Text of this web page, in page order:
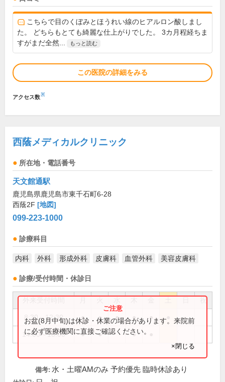
こちらで目のくぼみとほうれい線のヒアルロン酸しまし
た。 どちらもとても綺麗な仕上がりでした。 3カ月程経ちま
すがまだ全然...
もっと読む
この医院の詳細をみる
アクセス数※
西蔭メディカルクリニック
所在地・電話番号
天文館通駅
鹿児島県鹿児島市東千石町6-28
西蔭2F [地図]
099-223-1000
診療科目
内科 外科 形成外科 皮膚科 血管外科 美容皮膚科
診療/受付時間・休診日
祝
8:30～12:30 ● ● ● ● ●
14:00～18:00 ● ● ●
お盆(8月中旬)は休診・休業の場合があります。来院前
に必ず医療機関に直接ご確認ください。
×閉じる
備考: 水・土曜AMのみ 予約優先 臨時休診あり